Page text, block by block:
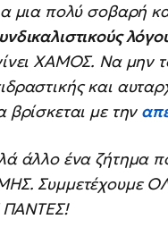
μια πολύ σοβαρή
ΧΑΜΟΣ. Να μην
και
με την
άλλο ένα ζήτημα
Συμμετέχουμε
ΠΑΝΤΕΣ!